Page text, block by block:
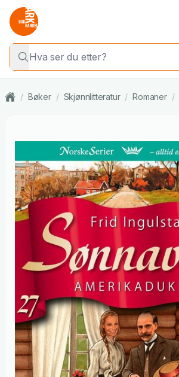
/ Bøker / Skjønnlitteratur / Romaner /